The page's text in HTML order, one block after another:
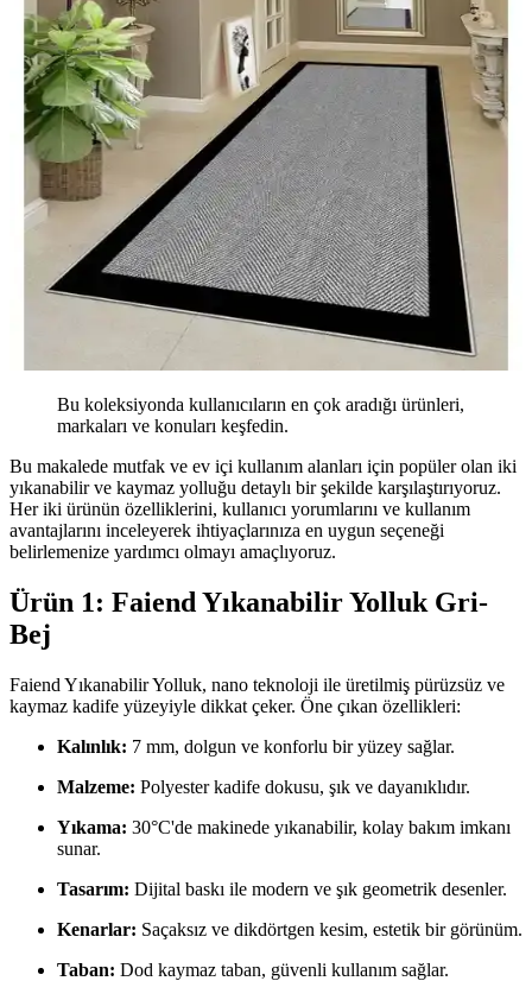
Bu koleksiyonda kullanıcıların en çok aradığı ürünleri,
markaları ve konuları keşfedin.
Bu makalede mutfak ve ev içi kullanım alanları için popüler olan iki
yıkanabilir ve kaymaz yolluğu detaylı bir şekilde karşılaştırıyoruz.
Her iki ürünün özelliklerini, kullanıcı yorumlarını ve kullanım
avantajlarını inceleyerek ihtiyaçlarınıza en uygun seçeneği
belirlemenize yardımcı olmayı amaçlıyoruz.
Ürün 1: Faiend Yıkanabilir Yolluk Gri-
Bej
Faiend Yıkanabilir Yolluk, nano teknoloji ile üretilmiş pürüzsüz ve
kaymaz kadife yüzeyiyle dikkat çeker. Öne çıkan özellikleri:
Kalınlık: 7 mm, dolgun ve konforlu bir yüzey sağlar.
Malzeme: Polyester kadife dokusu, şık ve dayanıklıdır.
Yıkama: 30°C'de makinede yıkanabilir, kolay bakım imkanı
sunar.
Tasarım: Dijital baskı ile modern ve şık geometrik desenler.
Kenarlar: Saçaksız ve dikdörtgen kesim, estetik bir görünüm.
Taban: Dod kaymaz taban, güvenli kullanım sağlar.